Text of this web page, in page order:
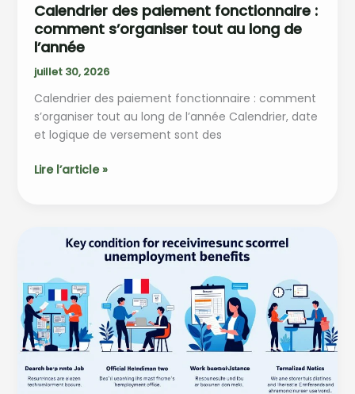
Calendrier des paiement fonctionnaire :
comment s’organiser tout au long de
l’année
juillet 30, 2026
Calendrier des paiement fonctionnaire : comment
s’organiser tout au long de l’année Calendrier, date
et logique de versement sont des
Calendrier
s’organiser
tout
au
long
de
l’année
Lire l’article »